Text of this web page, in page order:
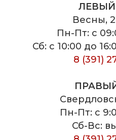
ЛЕВЫЙ
Весны,
Пн-Пт: с
Сб: с 10:00 до
8 (391)
Пн-Пт: с
Сб-Вс: